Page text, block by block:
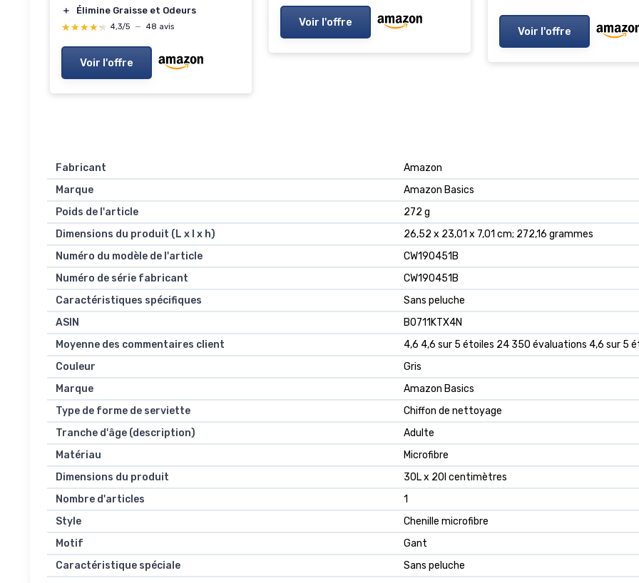
＋
Élimine Graisse et Odeurs
★★★★★
★★★★★ 4,3/5 — 48 avis
Voir l'offre
Voir l'offre
Voir l'offre
Fabricant
‎Amazon
Marque
‎Amazon Basics
Poids de l'article
‎272 g
Dimensions du produit (L x l x h)
‎26,52 x 23,01 x 7,01 cm; 272,16 grammes
Numéro du modèle de l'article
‎CW190451B
Numéro de série fabricant
‎CW190451B
Caractéristiques spécifiques
‎Sans peluche
ASIN
B0711KTX4N
Moyenne des commentaires client
4,6 4,6 sur 5 étoiles 24 350 évaluations 4,6 sur 5
Couleur
Gris
Marque
Amazon Basics
Type de forme de serviette
Chiffon de nettoyage
Tranche d'âge (description)
Adulte
Matériau
Microfibre
Dimensions du produit
30L x 20l centimètres
Nombre d'articles
1
Style
Chenille microfibre
Motif
Gant
Caractéristique spéciale
Sans peluche